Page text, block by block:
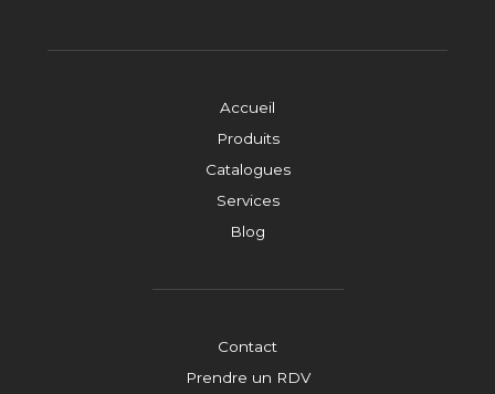
Accueil
Produits
Catalogues
Services
Blog
Contact
Prendre un RDV